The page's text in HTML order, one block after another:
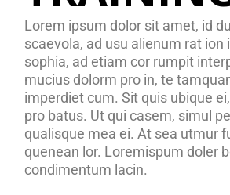
Lorem ipsum dolor sit amet, id
scaevola, ad usu alienum rat ion
sophia, ad etiam cor rumpit
mucius dolorm pro in, te
imperdiet cum. Sit quis ubique
pro batus. Ut qui casem, simul
qualisque mea ei. At sea utmur
quenean lor. Loremispum doler
condimentum lacin.